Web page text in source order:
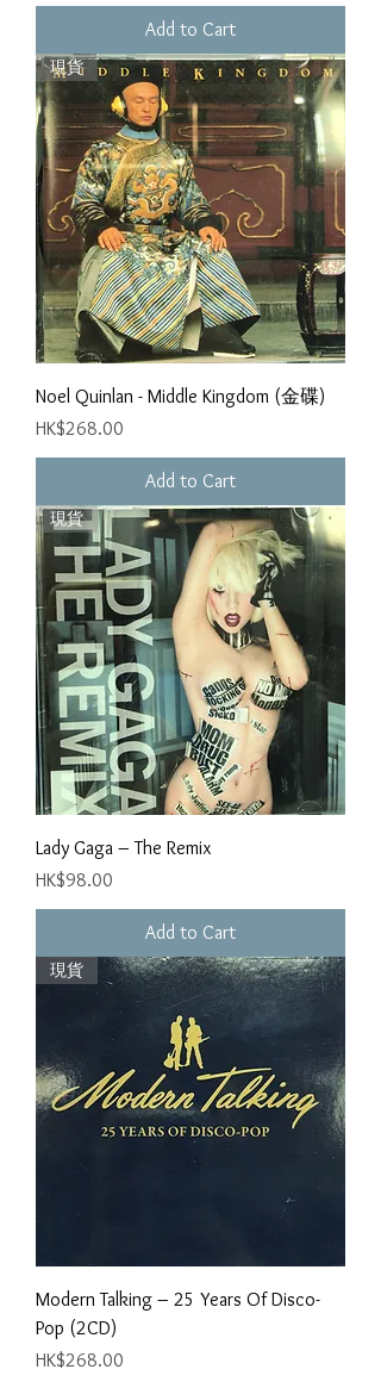
Add to Cart
現貨
Noel Quinlan - Middle Kingdom (金碟)
Price
HK$268.00
Add to Cart
現貨
Lady Gaga – The Remix
Price
HK$98.00
Add to Cart
現貨
Modern Talking ‎– 25 Years Of Disco-
Pop (2CD)
Price
HK$268.00